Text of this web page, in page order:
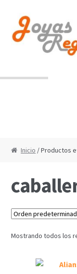
a
la
navegación
al
contenido
Inicio / Productos
Mostrando todos los